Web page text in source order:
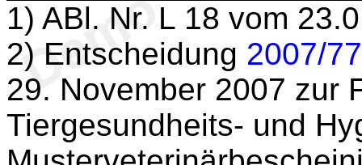
1) ABl. Nr. L 18 vom
2) Entscheidung 2007/
29. November 2007 zur
Tiergesundheits- und